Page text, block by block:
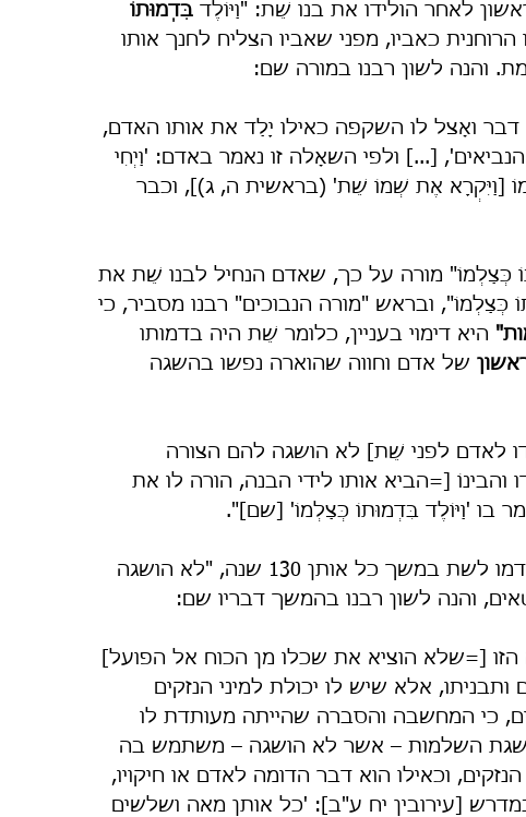
לאחר הולידו את בנו שֵׁת: "וַיּוֹלֶד בִּדְמוּתוֹ
כאביו, מפני שאביו הצליח לחנך אותו
והנה לשון רבנו במורה שם:
דבר ואָצל לו השקפה כאילו יָלַד את אותו האדם,
הנביאים', [...] ולפי השאָלה זו נאמר באדם: 'וַיְחִי
[וַיִּקְרָא אֶת שְׁמוֹ שֵׁת' (בראשית ה, ג)], וכבר
כְּצַלְמוֹ" מורה על כך, שאדם הנחיל לבנו שֵׁת את
ובראש "מורה הנבוכים" רבנו מסביר, כי
היא דימוי בעניין, כלומר שֵׁת היה בדמותו
של אדם וחווה שהוארה נפשו בהשגה
לאדם לפני שֵׁת] לא הושגה להם הצורה
[=הביא אותו לידי הבנה, הורה לו את
בו 'וַיּוֹלֶד בִּדְמוּתוֹ כְּצַלְמוֹ' [שם]".
כאמור, הבנים שקדמו לשת במשך כל אותן 130 שנה, "לא הושגה
והנה לשון רבנו בהמשך דבריו שם:
[=שלא הוציא את שכלו מן הכוח אל הפועל]
אלא שיש לו יכולת למיני הנזקים
כי המחשבה והסברה שהייתה מעותדת לו
השלמות – אשר לא הושגה – משתמש בה
וכאילו הוא דבר הדומה לאדם או חיקויו,
[עירובין יח ע"ב]: 'כל אותן מאה ושלשים